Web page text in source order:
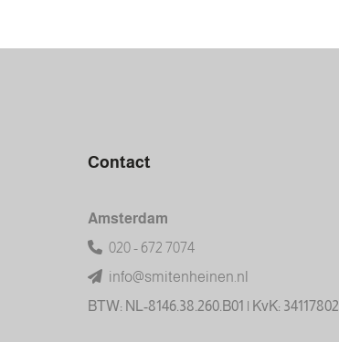
Contact
Amsterdam
020 - 672 7074
info@smitenheinen.nl
BTW: NL-8146.38.260.B01 | KvK: 34117802